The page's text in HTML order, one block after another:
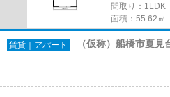
間取り：1LDK
面積：55.62㎡
賃貸｜アパート （仮称）船橋市夏